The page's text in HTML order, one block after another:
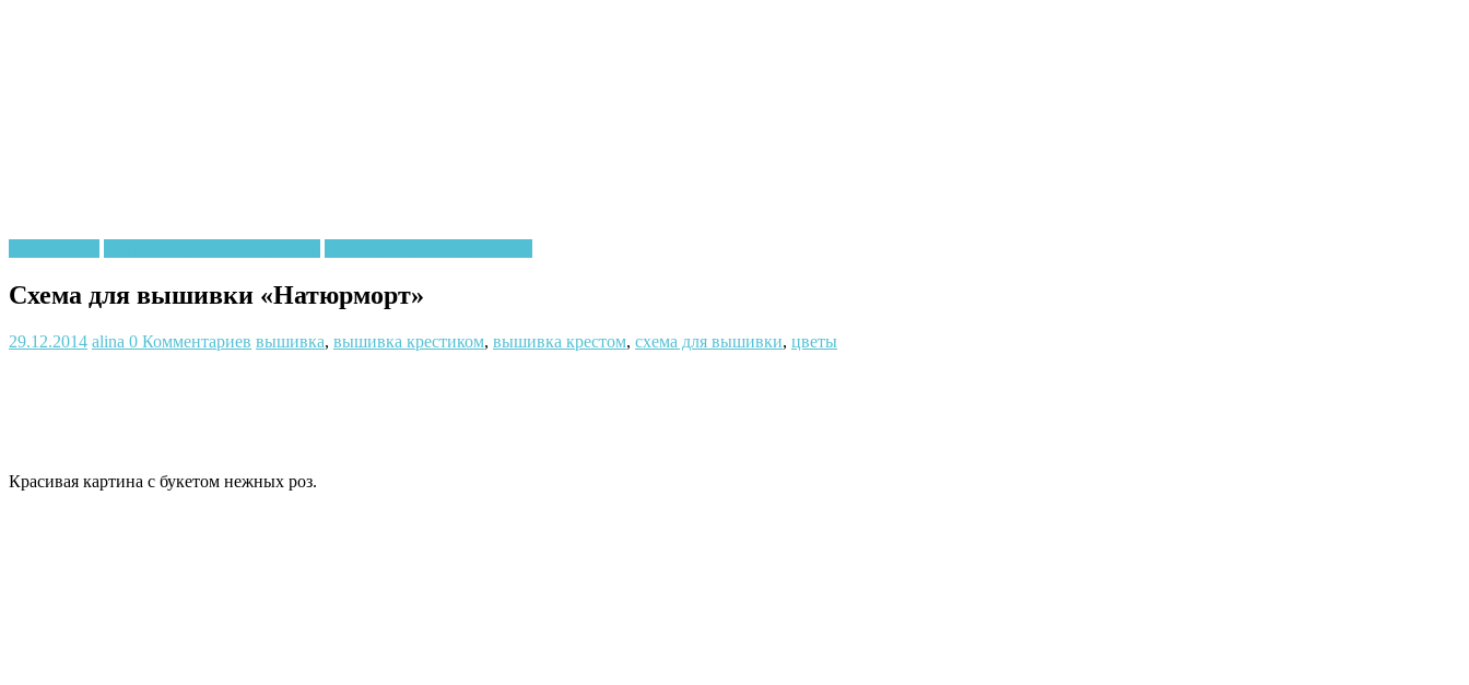
Схема для вышивки «Натюрморт»
29.12.2014 alina 0 Комментариев вышивка, вышивка крестиком, вышивка крестом, схема для вышивки, цветы
Красивая картина с букетом нежных роз.